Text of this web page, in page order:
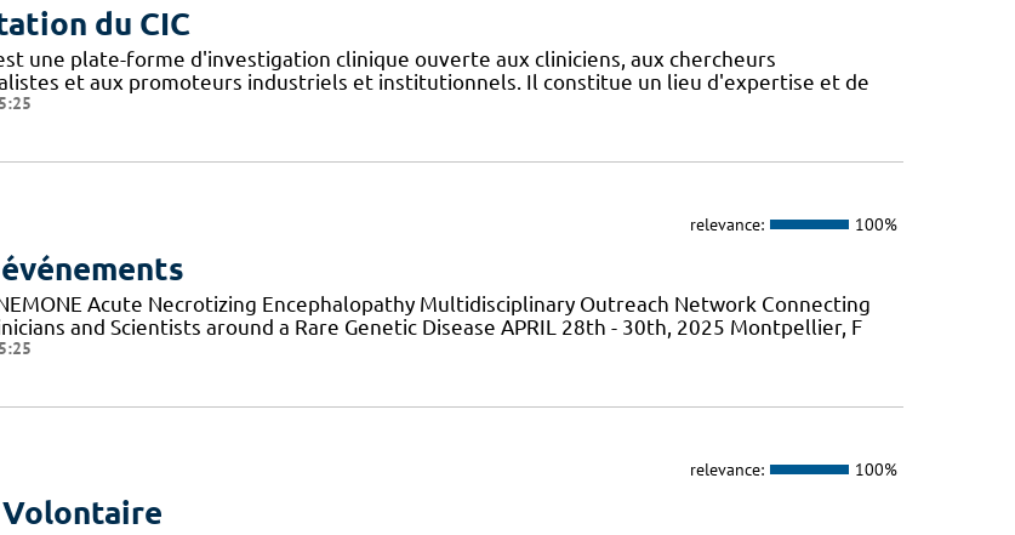
du CIC
est une plate-forme d'investigation clinique ouverte aux cliniciens, aux chercheurs
et aux promoteurs industriels et institutionnels. Il constitue un lieu d'expertise et de
relevance: 100%
Acute Necrotizing Encephalopathy Multidisciplinary Outreach Network Connecting
and Scientists around a Rare Genetic Disease APRIL 28th - 30th, 2025 Montpellier, F
relevance: 100%
Volontaire